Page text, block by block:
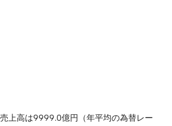
上高は9999.0億円（年平均の為替レー